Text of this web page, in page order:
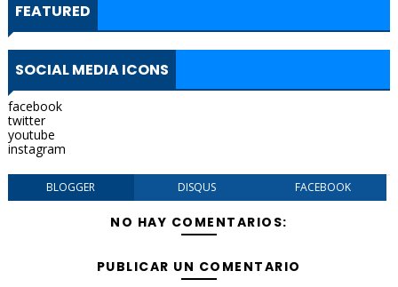
FEATURED
SOCIAL MEDIA ICONS
facebook
twitter
youtube
instagram
BLOGGER DISQUS FACEBOOK
NO HAY COMENTARIOS:
PUBLICAR UN COMENTARIO